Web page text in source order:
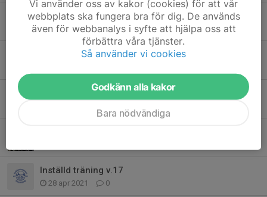
Flyttad terminsstart teknikgrupper & simskola
22 jan 2022 0
Inställd träning - V.47 Torsdag (25/11)
Inställd träning - torsdag 21 oktober
Inställd träning v.17
28 apr 2021 0
Vi använder oss av kakor (cookies) för att vår
webbplats ska fungera bra för dig. De används
även för webbanalys i syfte att hjälpa oss att
förbättra våra tjänster.
Så använder vi cookies
Godkänn alla kakor
Bara nödvändiga